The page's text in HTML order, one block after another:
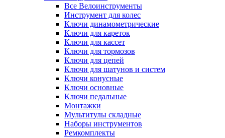
Все Велоинструменты
Инструмент для колес
Ключи динамометрические
Ключи для кареток
Ключи для кассет
Ключи для тормозов
Ключи для цепей
Ключи для шатунов и систем
Ключи конусные
Ключи основные
Ключи педальные
Монтажки
Мультитулы складные
Наборы инструментов
Ремкомплекты